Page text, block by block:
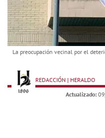
La preocupación vecinal por el
REDACCIÓN | HERALDO
Actualizado: